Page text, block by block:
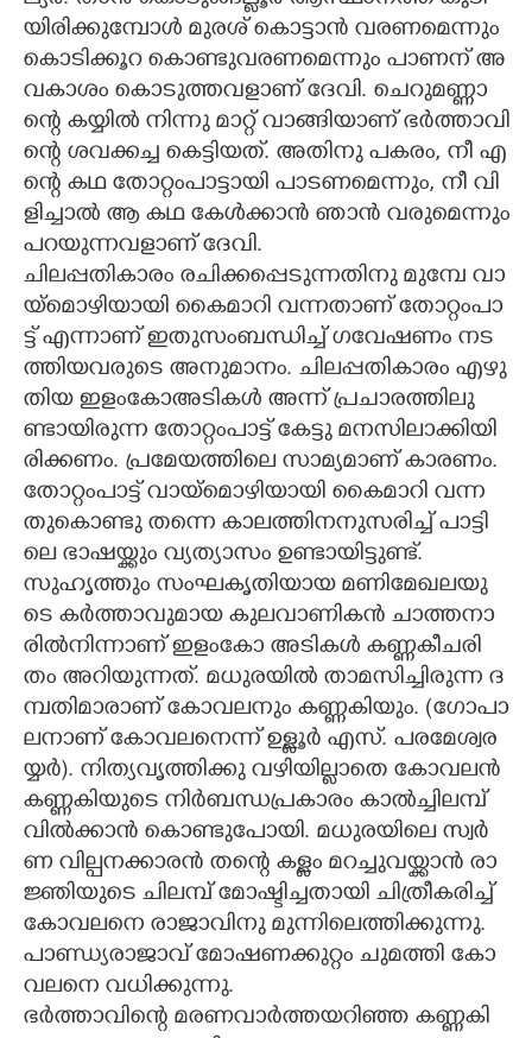
യി​രി​ക്കു​മ്പോ​ൾ​ ​മു​ര​ശ് ​കൊ​ട്ടാ​ൻ​ ​വ​ര​ണ​മെ​ന്നും​ ​
കൊ​ടി​ക്കൂ​റ​ ​കൊ​ണ്ടു​വ​ര​ണ​മെ​ന്നും​ ​പാ​ണ​ന് ​അ​
വ​കാ​ശം​ ​കൊ​ടു​ത്ത​വ​ളാ​ണ് ​ദേ​വി.​ ​ചെ​റു​മ​ണ്ണാ​
ന്റെ​ ​ക​യ്യി​ൽ​ ​നി​ന്നു​ ​മാ​റ്റ് ​വാ​ങ്ങി​യാ​ണ് ​ഭ​ർ​ത്താ​വി​
ന്റെ​ ​ശ​വ​ക്ക​ച്ച​ ​കെ​ട്ടി​യ​ത്.​ ​അ​തി​നു​ ​പ​ക​രം,​​​ ​നീ​ ​എ​
ന്റെ​ ​ക​ഥ​ ​തോ​റ്റം​പാ​ട്ടാ​യി​ ​പാ​ട​ണ​മെ​ന്നും,​​​ ​നീ​ ​വി​
ളി​ച്ചാ​ൽ​ ​ആ​ ​ക​ഥ​ ​കേ​ൾ​ക്കാ​ൻ​ ​ഞാ​ൻ​ ​വ​രു​മെ​ന്നും​
​പ​റ​യു​ന്ന​വ​ളാ​ണ് ​ദേ​വി.
ചി​ല​പ്പ​തി​കാ​രം​ ​ര​ചി​ക്ക​പ്പെ​ടു​ന്ന​തി​നു​ ​മു​മ്പേ​ ​വാ​
യ്മൊ​ഴി​യാ​യി​ ​കൈ​മാ​റി​ ​വ​ന്ന​താ​ണ് ​തോ​റ്റം​പാ​
ട്ട് ​എ​ന്നാ​ണ് ​ഇ​തു​സം​ബ​ന്ധി​ച്ച് ​ഗ​വേ​ഷ​ണം​ ​ന​ട​
ത്തി​യ​വ​രു​ടെ​ ​അ​നു​മാ​നം.​ ​ചി​ല​പ്പ​തി​കാ​രം​ ​എ​ഴു​
തി​യ​ ​ഇ​ളം​കോ​അ​ടി​ക​ൾ​ ​അ​ന്ന് ​പ്ര​ചാ​ര​ത്തി​ലു​
ണ്ടാ​യി​രു​ന്ന​ ​തോ​റ്റം​പാ​ട്ട് ​കേ​ട്ടു​ ​മ​ന​സി​ലാ​ക്കി​യി​
രി​ക്ക​ണം.​ ​പ്ര​മേ​യ​ത്തി​ലെ​ ​സാ​മ്യ​മാ​ണ് ​കാ​ര​ണം.​ ​
തോ​റ്റം​പാ​ട്ട് ​വാ​യ്മൊ​ഴി​യാ​യി​ ​കൈ​മാ​റി​ ​വ​ന്ന​
തു​കൊ​ണ്ടു​ ​ത​ന്നെ​ ​കാ​ല​ത്തി​നനു​സ​രി​ച്ച് ​പാ​ട്ടി​
ലെ​ ​ഭാ​ഷ​യ്ക്കും​ ​വ്യ​ത്യാ​സം​ ​ഉ​ണ്ടാ​യി​ട്ടു​ണ്ട്.
സു​ഹൃ​ത്തും​ ​സം​ഘ​കൃ​തി​യാ​യ​ ​മ​ണി​മേ​ഖ​ല​യു​
ടെ​ ​ക​ർ​ത്താ​വു​മാ​യ​ ​കു​ല​വാ​ണി​ക​ൻ​ ​ചാ​ത്ത​നാ​
രി​ൽ​നി​ന്നാ​ണ് ​ഇ​ളം​കോ​ ​അ​ടി​ക​ൾ​ ​ക​ണ്ണ​കീ​ച​രി​
തം​ ​അ​റി​യു​ന്ന​ത്.​ ​മ​ധു​ര​യി​ൽ​ ​താ​മ​സി​ച്ചി​രു​ന്ന​ ​ദ​
മ്പ​തി​മാ​രാ​ണ് ​കോ​വ​ല​നും​ ​ക​ണ്ണ​കി​യും.​ ​(​ഗോ​പാ​
ല​നാ​ണ് ​കോ​വ​ല​നെ​ന്ന് ​ഉ​ള്ളൂ​ർ​ ​എ​സ്.​ ​പ​ര​മേ​ശ്വ​ര​
യ്യ​ർ​).​ ​നി​ത്യ​വൃ​ത്തി​ക്കു​ ​വ​ഴി​യി​ല്ലാ​തെ​ ​കോ​വ​ല​ൻ​ ​
ക​ണ്ണ​കി​യു​ടെ​ ​നി​ർ​ബ​ന്ധ​പ്ര​കാ​രം​ ​കാ​ൽ​ച്ചി​ല​മ്പ് ​
വി​ൽ​ക്കാ​ൻ​ ​കൊ​ണ്ടു​പോ​യി.​ ​മ​ധു​ര​യി​ലെ​ ​സ്വ​ർ​
ണ​ ​വി​ല്പന​ക്കാ​ര​ൻ​ ​ത​ന്റെ​ ​ക​ള്ളം​ ​മ​റ​ച്ചു​വ​യ്ക്കാ​ൻ​ ​രാ​
ജ്ഞി​യു​ടെ​ ​ചി​ല​മ്പ് ​മോ​ഷ്ടി​ച്ച​താ​യി​ ​ചി​ത്രീ​ക​രി​ച്ച് ​
കോ​വ​ല​നെ​ ​രാ​ജാ​വി​നു​ ​മു​ന്നി​ലെ​ത്തി​ക്കു​ന്നു.​ ​
പാ​ണ്ഡ്യ​രാ​ജാ​വ് ​മോ​ഷ​ണ​ക്കു​റ്റം​ ​ചു​മ​ത്തി​ ​കോ​
വ​ല​നെ​ ​വ​ധി​ക്കു​ന്നു.
ഭ​ർ​ത്താ​വി​ന്റെ​ ​മ​ര​ണ​വാ​ർ​ത്ത​യ​റി​ഞ്ഞ​ ​ക​ണ്ണ​കി​ ​